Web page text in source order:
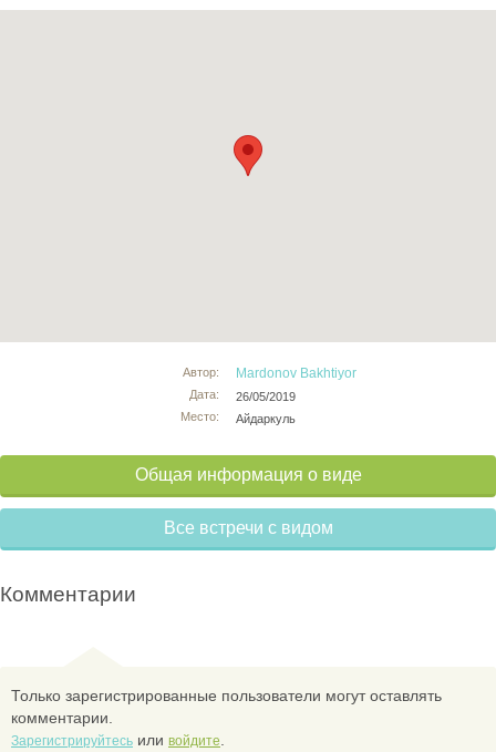
Автор:
Дата:
Место:
Mardonov Bakhtiyor
26/05/2019
Айдаркуль
Общая информация о виде
Все встречи с видом
Комментарии
Только зарегистрированные пользователи могут оставлять
комментарии.
Зарегистрируйтесь или войдите